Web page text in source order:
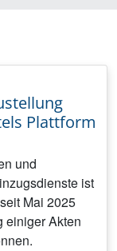
Plattform
und
ist
Mai 2025
einiger Akten